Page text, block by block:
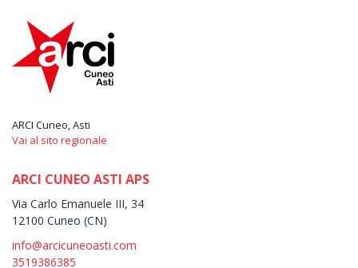
ARCI Cuneo, Asti
Vai al sito regionale
ARCI CUNEO ASTI APS
Via Carlo Emanuele III, 34
12100 Cuneo (CN)
info@arcicuneoasti.com
3519386385